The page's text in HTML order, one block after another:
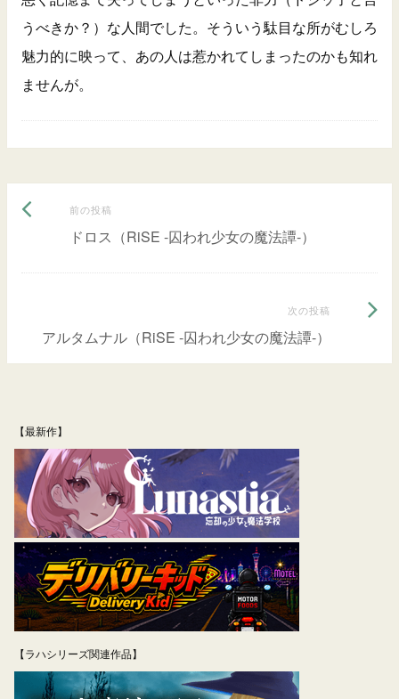
うべきか？）な人間でした。そういう駄目な所がむしろ
魅力的に映って、あの人は惹かれてしまったのかも知れ
ませんが。
投
ナ
シ
ョ
ン
前の投稿
の
ドロス（RiSE -囚われ少女の魔法譚-）
次の投稿
アルタムナル（RiSE -囚われ少女の魔法譚-）
投
【最新作】
【ラハシリーズ関連作品】